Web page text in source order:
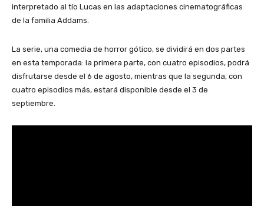
interpretado al tío Lucas en las adaptaciones cinematográficas
de la familia Addams.
La serie, una comedia de horror gótico, se dividirá en dos partes
en esta temporada: la primera parte, con cuatro episodios, podrá
disfrutarse desde el 6 de agosto, mientras que la segunda, con
cuatro episodios más, estará disponible desde el 3 de
septiembre.